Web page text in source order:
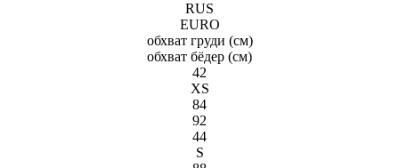
RUS
EURO
обхват груди (см)
обхват бёдeр (см)
42
XS
84
92
44
S